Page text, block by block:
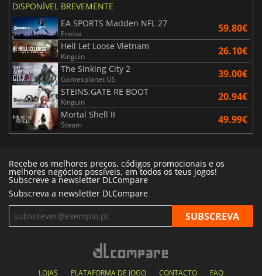
DISPONÍVEL BREVEMENTE
EA SPORTS Madden NFL 27
Eneba 59.80€
Hell Let Loose Vietnam
Kinguin 26.10€
The Sinking City 2
Gamesplanet US 39.00€
STEINS;GATE RE BOOT
Kinguin 20.94€
Mortal Shell II
Steam 49.99€
Recebe os melhores preços, códigos promocionais e os
melhores negócios possíveis, em todos os teus jogos!
Subscreve a newsletter DLCompare
Subscreva a newsletter DLCompare
LOJAS PLATAFORMA DE JOGO CONTACTO FAQ